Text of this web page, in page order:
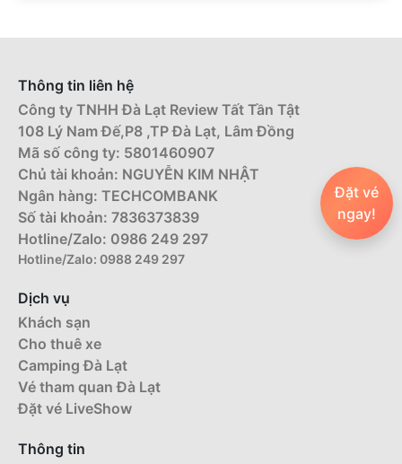
Đặt vé
ngay!
Thông tin liên hệ
Công ty TNHH Đà Lạt Review Tất Tần Tật
108 Lý Nam Đế,P8 ,TP Đà Lạt, Lâm Đồng
Mã số công ty: 5801460907
Chủ tài khoản: NGUYỄN KIM NHẬT
Ngân hàng: TECHCOMBANK
Số tài khoản: 7836373839
Hotline/Zalo: 0986 249 297
Hotline/Zalo: 0988 249 297
Dịch vụ
Khách sạn
Cho thuê xe
Camping Đà Lạt
Vé tham quan Đà Lạt
Đặt vé LiveShow
Thông tin